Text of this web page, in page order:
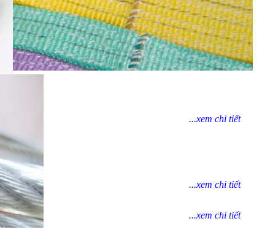
...xem chi tiết
...xem chi tiết
...xem chi tiết